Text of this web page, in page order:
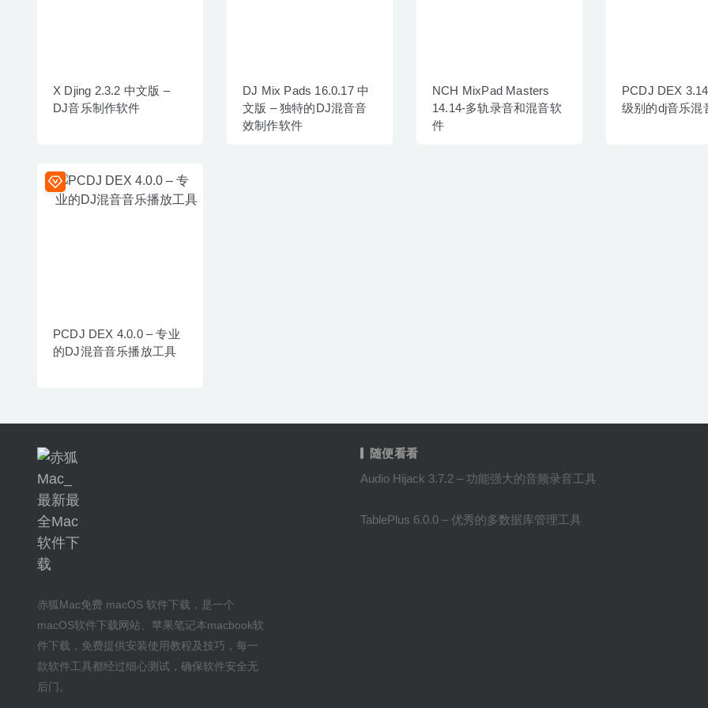
X Djing 2.3.2 中文版 –
DJ音乐制作软件
DJ Mix Pads 16.0.17 中
文版 – 独特的DJ混音音
效制作软件
NCH MixPad Masters
14.14-多轨录音和混音软
件
PCDJ DEX
级别的dj音乐混
PCDJ DEX 4.0.0 – 专业
的DJ混音音乐播放工具
赤狐Mac免费 macOS 软件下载 ，是一个
macOS软件下载网站
苹果笔记本macbook软
件下载 ，免费提供安装使用教程及技巧 ，每一
款软件工具都经过细心测试，确保软件安全无
后门。
随便看看
Audio Hijack 3.7.2 – 功能强大的音频录音工具
TablePlus 6.0.0 – 优秀的多数据库管理工具